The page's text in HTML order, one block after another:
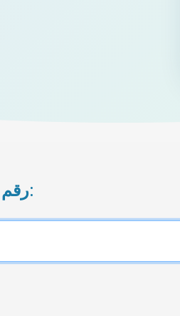
رقم الهاتف المحمول الذي تريد إعادة شحنه: